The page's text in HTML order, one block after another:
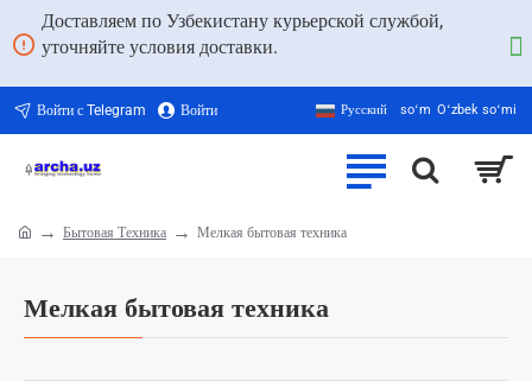
Доставляем по Узбекистану курьерской службой,
уточняйте условия доставки.
Войти с Telegram Войти Русский soʻm Oʻzbek soʻmi
Мелкая бытовая техника
Бытовая Техника Мелкая бытовая техника